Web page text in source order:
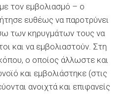
τον εμβολιασμό – ο
ευθέως να παροτρύνει
των κηρυγμάτων τους να
και να εμβολιαστούν. Στη
ο οποίος άλλωστε και
και εμβολιάστηκε (στις
ανοιχτά και επιφανείς